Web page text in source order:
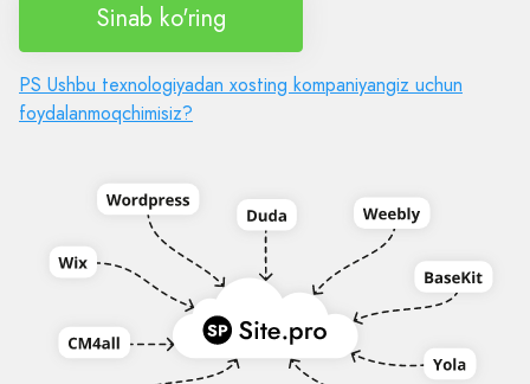
Sinab ko'ring
PS Ushbu texnologiyadan xosting kompaniyangiz uchun
foydalanmoqchimisiz?